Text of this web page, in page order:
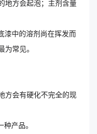
地方会起泡；主剂含量
漆中的溶剂尚在挥发而
常见。
方会有硬化不完全的现
产品。